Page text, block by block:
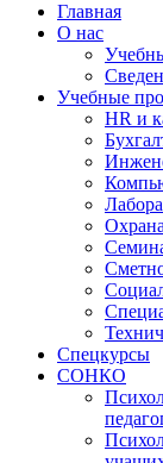
Главная
О нас
Учебные
HR и
Спецкурсы
СОНКО